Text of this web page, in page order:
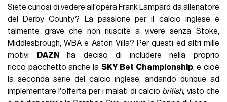
Siete curiosi di vedere all'opera Frank Lampard da allenatore
del Derby County? La passione per il calcio inglese è
talmente grave che non riuscite a vivere senza Stoke,
Middlesbrough, WBA e Aston Villa? Per questi ed altri mille
motivi
DAZN
ha deciso di includere nella proprio
ricco pacchetto anche la SKY Bet Championship, e cioè
la seconda serie del calcio inglese, andando dunque ad
implementare l'offerta per i malati di calcio british, visto che